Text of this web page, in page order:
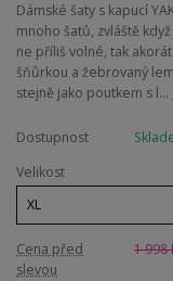
Dámské šaty s kapucí
mnoho šatů, zvláště
ne příliš volné, tak
šňůrkou a žebrovaný
stejně jako poutkem s l...
Dostupnost
Velikost
Cena před
slevou
1 998